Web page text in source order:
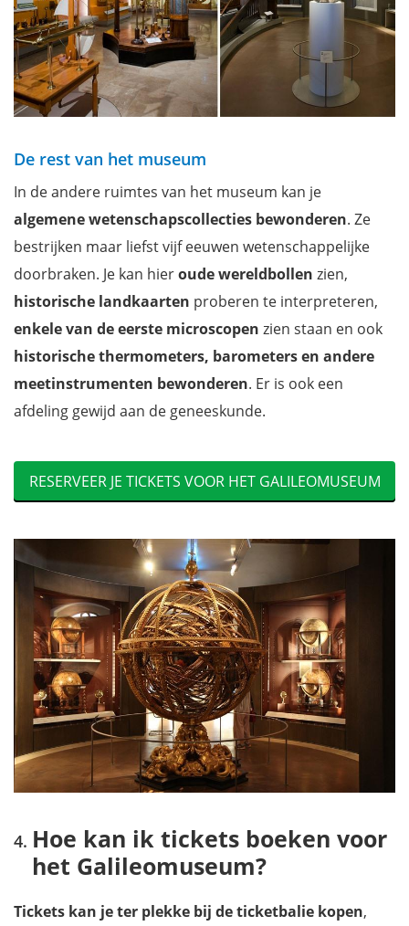
De rest van het museum
In de andere ruimtes van het museum kan je
algemene wetenschapscollecties bewonderen. Ze
bestrijken maar liefst vijf eeuwen wetenschappelijke
doorbraken. Je kan hieroude wereldbollen zien,
historische landkaarten proberen te interpreteren,
enkele van de eerste microscopen zien staan en ook
historische thermometers, barometers en andere
meetinstrumenten bewonderen. Er is ook een
afdeling gewijd aan de geneeskunde.
RESERVEER JE TICKETS VOOR HET GALILEOMUSEUM
Hoe kan ik tickets boeken voor
het Galileomuseum?
Tickets kan je ter plekke bij de ticketbalie kopen,